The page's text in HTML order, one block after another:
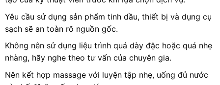
Yêu cầu sử dụng sản phẩm tinh dầu, thiết bị và dụng cụ
sạch sẽ an toàn rõ nguồn gốc.
Không nên sử dụng liệu trình quá dày đặc hoặc quá nhẹ
nhàng, hãy nghe theo tư vấn của chuyên gia.
Nên kết hợp massage với luyện tập nhẹ, uống đủ nước